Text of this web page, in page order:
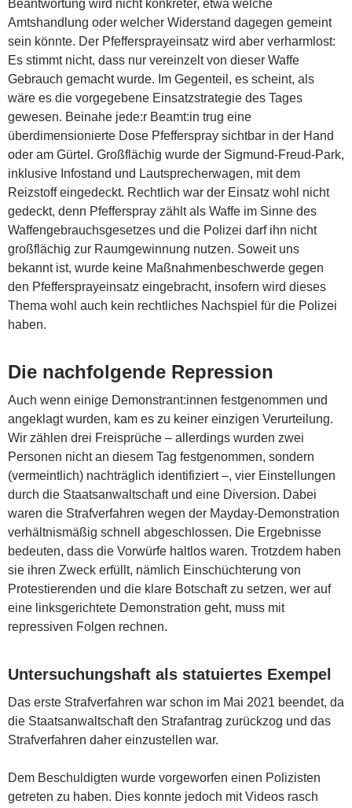
Beantwortung wird nicht konkreter, etwa welche
Amtshandlung oder welcher Widerstand dagegen gemeint
sein könnte. Der Pfeffersprayeinsatz wird aber verharmlost:
Es stimmt nicht, dass nur vereinzelt von dieser Waffe
Gebrauch gemacht wurde. Im Gegenteil, es scheint, als
wäre es die vorgegebene Einsatzstrategie des Tages
gewesen. Beinahe jede:r Beamt:in trug eine
überdimensionierte Dose Pfefferspray sichtbar in der Hand
oder am Gürtel. Großflächig wurde der Sigmund-Freud-Park,
inklusive Infostand und Lautsprecherwagen, mit dem
Reizstoff eingedeckt. Rechtlich war der Einsatz wohl nicht
gedeckt, denn Pfefferspray zählt als Waffe im Sinne des
Waffengebrauchsgesetzes und die Polizei darf ihn nicht
großflächig zur Raumgewinnung nutzen. Soweit uns
bekannt ist, wurde keine Maßnahmenbeschwerde gegen
den Pfeffersprayeinsatz eingebracht, insofern wird dieses
Thema wohl auch kein rechtliches Nachspiel für die Polizei
haben.
Die nachfolgende Repression
Auch wenn einige Demonstrant:innen festgenommen und
angeklagt wurden, kam es zu keiner einzigen Verurteilung.
Wir zählen drei Freisprüche – allerdings wurden zwei
Personen nicht an diesem Tag festgenommen, sondern
(vermeintlich) nachträglich identifiziert –, vier Einstellungen
durch die Staatsanwaltschaft und eine Diversion. Dabei
waren die Strafverfahren wegen der Mayday-Demonstration
verhältnismäßig schnell abgeschlossen. Die Ergebnisse
bedeuten, dass die Vorwürfe haltlos waren. Trotzdem haben
sie ihren Zweck erfüllt, nämlich Einschüchterung von
Protestierenden und die klare Botschaft zu setzen, wer auf
eine linksgerichtete Demonstration geht, muss mit
repressiven Folgen rechnen.
Untersuchungshaft als statuiertes Exempel
Das erste Strafverfahren war schon im Mai 2021 beendet, da
die Staatsanwaltschaft den Strafantrag zurückzog und das
Strafverfahren daher einzustellen war.
Dem Beschuldigten wurde vorgeworfen einen Polizisten
getreten zu haben. Dies konnte jedoch mit Videos rasch